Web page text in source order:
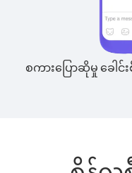
စကားပြောဆိုမှု ခေါင်း